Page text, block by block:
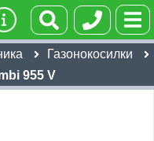
Газонокосилки
955 V